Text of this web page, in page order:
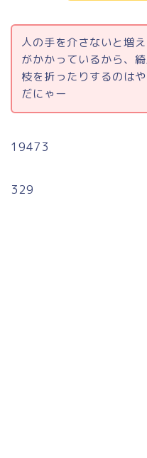
人の手を介さないと増
がかかっているから、
枝を折ったりするのは
だにゃー
19473
329